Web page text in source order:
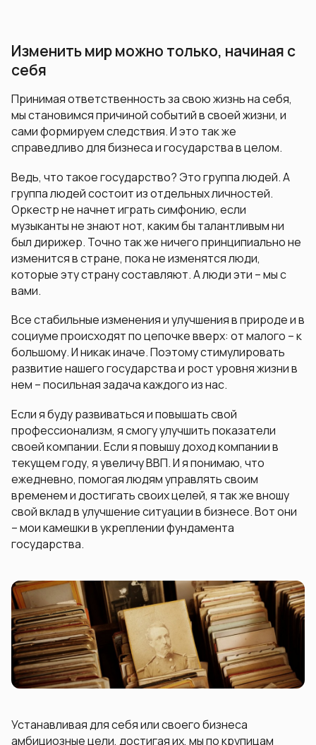
Изменить мир можно только, начиная с
себя
Принимая ответственность за свою жизнь на себя,
мы становимся причиной событий в своей жизни, и
сами формируем следствия. И это так же
справедливо для бизнеса и государства в целом.
Ведь, что такое государство? Это группа людей. А
группа людей состоит из отдельных личностей.
Оркестр не начнет играть симфонию, если
музыканты не знают нот, каким бы талантливым ни
был дирижер. Точно так же ничего принципиально не
изменится в стране, пока не изменятся люди,
которые эту страну составляют. А люди эти – мы с
вами.
Все стабильные изменения и улучшения в природе и в
социуме происходят по цепочке вверх: от малого – к
большому. И никак иначе. Поэтому стимулировать
развитие нашего государства и рост уровня жизни в
нем – посильная задача каждого из нас.
Если я буду развиваться и повышать свой
профессионализм, я смогу улучшить показатели
своей компании. Если я повышу доход компании в
текущем году, я увеличу ВВП. И я понимаю, что
ежедневно, помогая людям управлять своим
временем и достигать своих целей, я так же вношу
свой вклад в улучшение ситуации в бизнесе. Вот они
– мои камешки в укреплении фундамента
государства.
Устанавливая для себя или своего бизнеса
амбициозные цели, достигая их, мы по крупицам